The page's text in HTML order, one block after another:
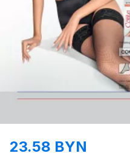
23.58 BYN